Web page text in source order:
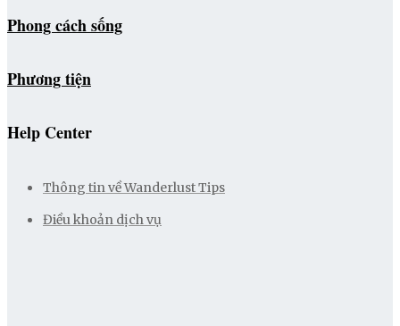
Phong cách sống
Phương tiện
Help Center
Thông tin về Wanderlust Tips
Điều khoản dịch vụ